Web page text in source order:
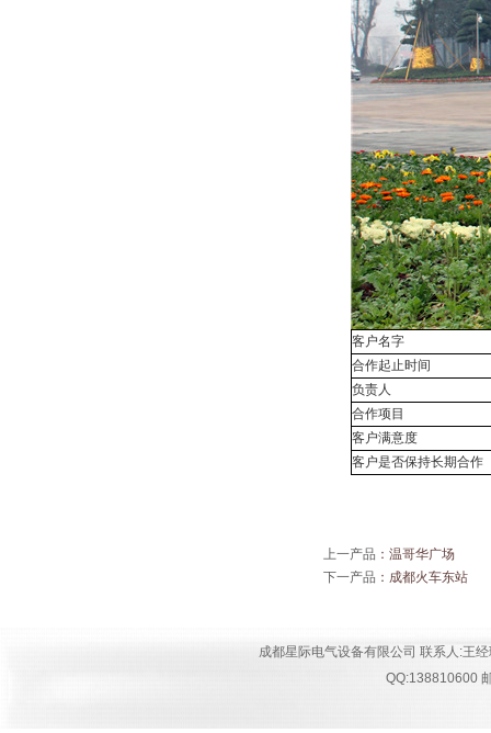
客户名字
合作起止时间
负责人
合作项目
客户满意度
客户是否保持长期合作
上一产品 ： 温哥华广场
下一产品 ： 成都火车东站
成都星际电气设备有限公司 联系人:王
QQ:138810600